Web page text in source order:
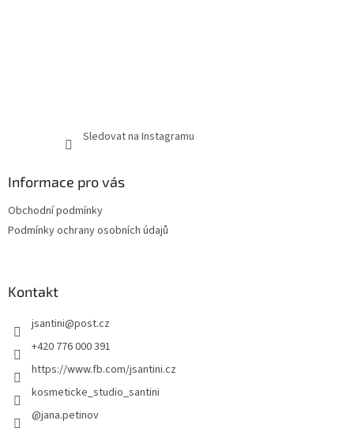
Sledovat na Instagramu
Informace pro vás
Obchodní podmínky
Podmínky ochrany osobních údajů
Kontakt
jsantini@post.cz
+420 776 000 391
https://www.fb.com/jsantini.cz
kosmeticke_studio_santini
@jana.petinov